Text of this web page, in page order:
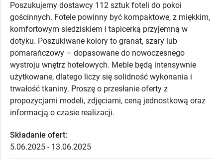
Poszukujemy dostawcy 112 sztuk foteli do pokoi
gościnnych. Fotele powinny być kompaktowe, z miękkim,
komfortowym siedziskiem i tapicerką przyjemną w
dotyku. Poszukiwane kolory to granat, szary lub
pomarańczowy – dopasowane do nowoczesnego
wystroju wnętrz hotelowych. Meble będą intensywnie
użytkowane, dlatego liczy się solidność wykonania i
trwałość tkaniny. Proszę o przesłanie oferty z
propozycjami modeli, zdjęciami, ceną jednostkową oraz
informacją o czasie realizacji.
Składanie ofert:
5.06.2025 - 13.06.2025